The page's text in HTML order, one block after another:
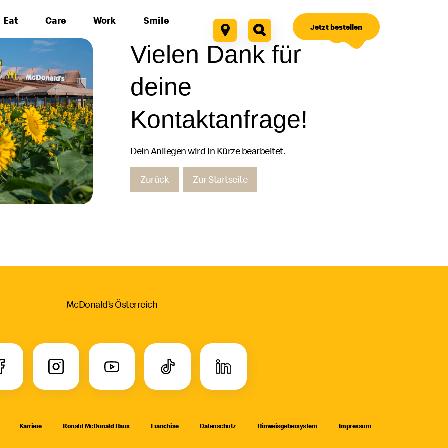
Eat Care Work Smile
Jetzt bestellen
Vielen Dank für
deine
Kontaktanfrage!
Dein Anliegen wird in Kürze bearbeitet.
Zurück Zur Startseite
McDonald’s Österreich
Karriere Ronald McDonald Haus Franchise Datenschutz Hinweisgebersystem Impressum